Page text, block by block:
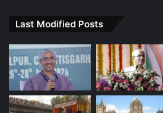
Last Modified Posts